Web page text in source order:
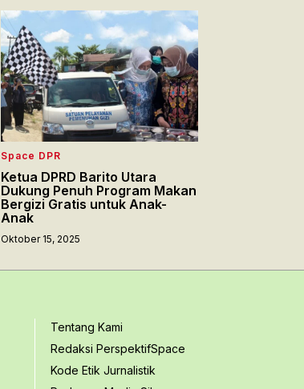
Space DPR
Ketua DPRD Barito Utara
Dukung Penuh Program Makan
Bergizi Gratis untuk Anak-
Anak
Oktober 15, 2025
Tentang Kami
Redaksi PerspektifSpace
Kode Etik Jurnalistik